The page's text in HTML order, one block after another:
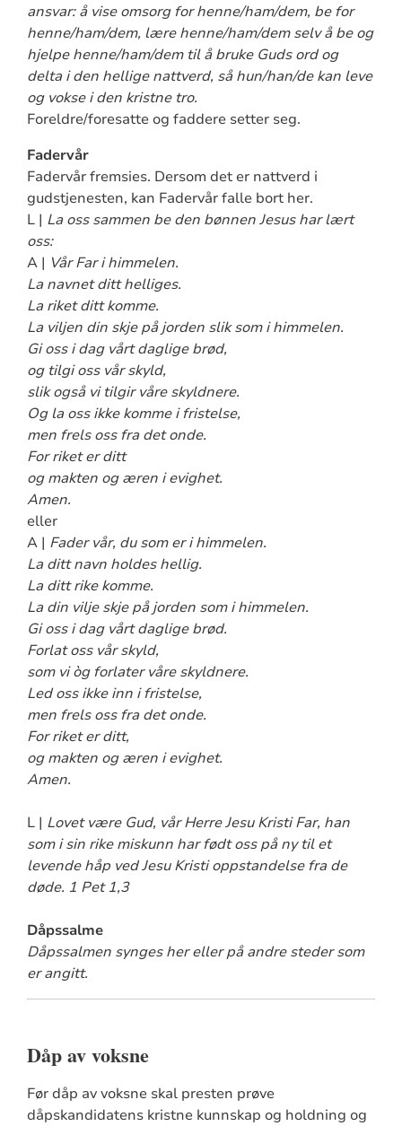
ansvar: å vise omsorg for henne/ham/dem, be for
henne/ham/dem, lære henne/ham/dem selv å be og
hjelpe henne/ham/dem til å bruke Guds ord og
delta i den hellige nattverd, så hun/han/de kan leve
og vokse i den kristne tro.
Foreldre/foresatte og faddere setter seg.
Fadervår
Fadervår fremsies. Dersom det er nattverd i
gudstjenesten, kan Fadervår falle bort her.
L | La oss sammen be den bønnen Jesus har lært
oss:
A | Vår Far i himmelen.
La navnet ditt helliges.
La riket ditt komme.
La viljen din skje på jorden slik som i himmelen.
Gi oss i dag vårt daglige brød,
og tilgi oss vår skyld,
slik også vi tilgir våre skyldnere.
Og la oss ikke komme i fristelse,
men frels oss fra det onde.
For riket er ditt
og makten og æren i evighet.
Amen.
eller
A | Fader vår, du som er i himmelen.
La ditt navn holdes hellig.
La ditt rike komme.
La din vilje skje på jorden som i himmelen.
Gi oss i dag vårt daglige brød.
Forlat oss vår skyld,
som vi òg forlater våre skyldnere.
Led oss ikke inn i fristelse,
men frels oss fra det onde.
For riket er ditt,
og makten og æren i evighet.
Amen.
L | Lovet være Gud, vår Herre Jesu Kristi Far, han
som i sin rike miskunn har født oss på ny til et
levende håp ved Jesu Kristi oppstandelse fra de
døde. 1 Pet 1,3
Dåpssalme
Dåpssalmen synges her eller på andre steder som
er angitt.
Dåp av voksne
Før dåp av voksne skal presten prøve
dåpskandidatens kristne kunnskap og holdning og